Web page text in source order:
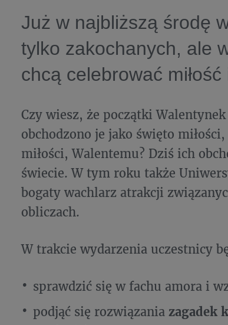
Już w najbliższą środę
tylko zakochanych, ale
chcą celebrować
Czy wiesz, że początki
obchodzono je jako święto
miłości, Walentemu? Dziś ich
świecie. W tym roku także
bogaty wachlarz atrakcji
obliczach.
W trakcie wydarzenia uczestnicy
sprawdzić się w fachu amora i
podjąć się rozwiązania zagadek